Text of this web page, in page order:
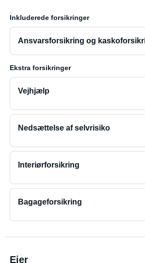
Inkluderede forsikringer
Ansvarsforsikring og
Ekstra forsikringer
Vejhjælp
Nedsættelse af selvrisiko
Interiørforsikring
Bagageforsikring
Ejer